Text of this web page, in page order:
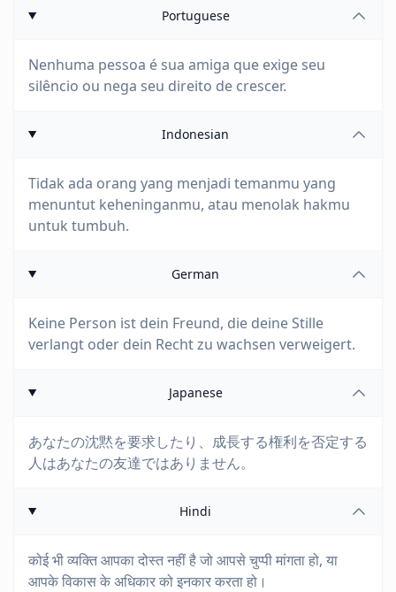
Portuguese
Nenhuma pessoa é sua amiga que exige seu
silêncio ou nega seu direito de crescer.
Indonesian
Tidak ada orang yang menjadi temanmu yang
menuntut keheninganmu, atau menolak hakmu
untuk tumbuh.
German
Keine Person ist dein Freund, die deine Stille
verlangt oder dein Recht zu wachsen verweigert.
Japanese
あなたの沈黙を要求したり、成長する権利を否定する
人はあなたの友達ではありません。
Hindi
कोई भी व्यक्ति आपका दोस्त नहीं है जो आपसे चुप्पी मांगता हो, या
आपके विकास के अधिकार को इनकार करता हो।